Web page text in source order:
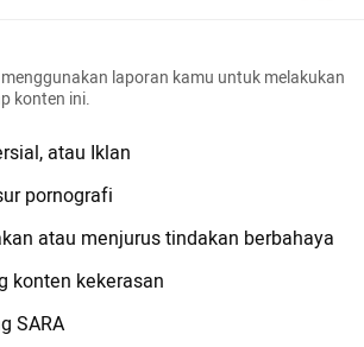
laporan kamu untuk melakukan
konten ini.
atau Iklan
pornografi
atau menjurus tindakan berbahaya
konten kekerasan
SARA